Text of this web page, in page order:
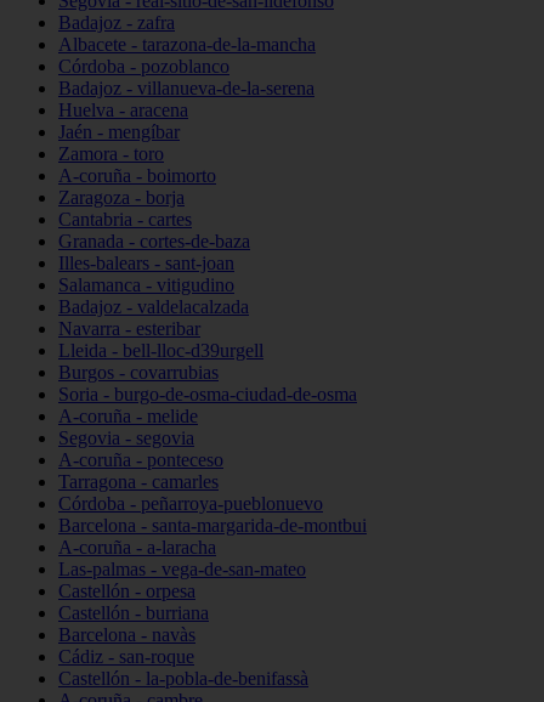
Badajoz - zafra
Albacete - tarazona-de-la-mancha
Córdoba - pozoblanco
Badajoz - villanueva-de-la-serena
Huelva - aracena
Jaén - mengíbar
Zamora - toro
A-coruña - boimorto
Zaragoza - borja
Cantabria - cartes
Granada - cortes-de-baza
Illes-balears - sant-joan
Salamanca - vitigudino
Badajoz - valdelacalzada
Navarra - esteribar
Lleida - bell-lloc-d39urgell
Burgos - covarrubias
Soria - burgo-de-osma-ciudad-de-osma
A-coruña - melide
Segovia - segovia
A-coruña - ponteceso
Tarragona - camarles
Córdoba - peñarroya-pueblonuevo
Barcelona - santa-margarida-de-montbui
A-coruña - a-laracha
Las-palmas - vega-de-san-mateo
Castellón - orpesa
Castellón - burriana
Barcelona - navàs
Cádiz - san-roque
Castellón - la-pobla-de-benifassà